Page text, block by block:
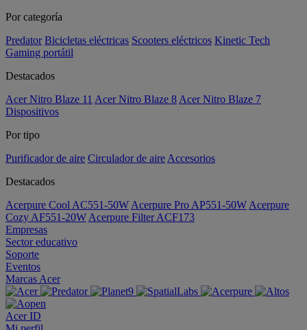
Por categoría
Predator Bicicletas eléctricas Scooters eléctricos Kinetic Tech
Gaming portátil
Destacados
Acer Nitro Blaze 11 Acer Nitro Blaze 8 Acer Nitro Blaze 7
Dispositivos
Por tipo
Purificador de aire Circulador de aire Accesorios
Destacados
Acerpure Cool AC551-50W Acerpure Pro AP551-50W Acerpure
Cozy AF551-20W Acerpure Filter ACF173
Empresas
Sector educativo
Soporte
Eventos
Marcas Acer
Acer ID